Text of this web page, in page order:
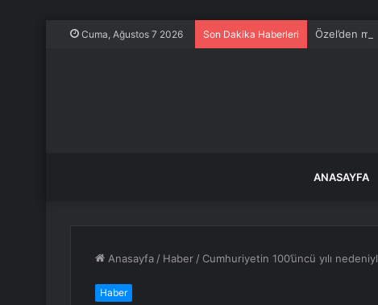
Cuma, Ağustos 7 2026 Son Dakika Haberleri Özel’den
ANASAYFA
Anasayfa / Haber / Cumhuriyetin 100’üncü yılı
Haber